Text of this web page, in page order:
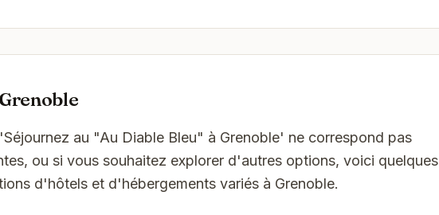
au "Au Diable Bleu" à Grenoble' ne correspond pas
ou si vous souhaitez explorer d'autres options, voici quelques
d'hôtels et d'hébergements variés à Grenoble.